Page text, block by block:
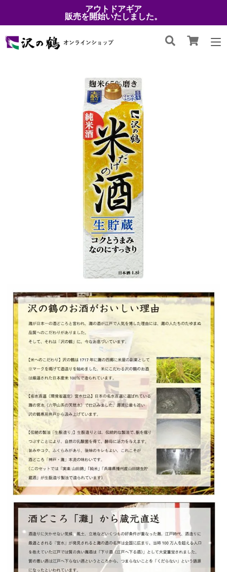
アウトドアギア
販売を開始いたしました。